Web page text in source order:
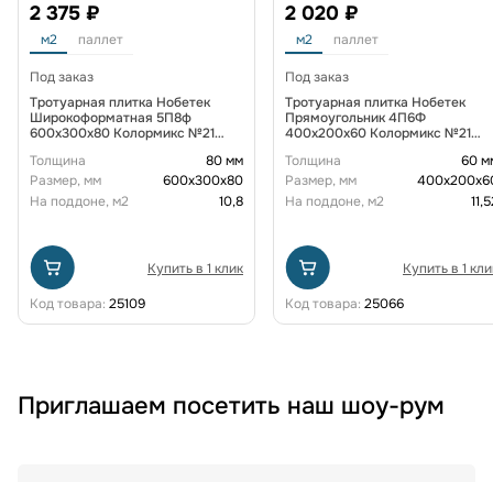
2 375 ₽
м2 паллет
Под заказ
Тротуарная плитка Нобетек
Широкоформатная 5П8ф
600x300x80 Колормикс №21
Толщина
80 мм
Размер, мм
600х300х80
На поддоне, м2
10,8
Купить в 1 клик
Код товара: 25109
2 020 ₽
м2 паллет
Под заказ
Тротуарная плитка Нобетек
Прямоугольник 4П6Ф
400x200x60 Колормикс №21
Толщина
60
Размер, мм
На поддоне, м2
Купить в 1
Код товара: 25066
Приглашаем посетить наш шоу-рум